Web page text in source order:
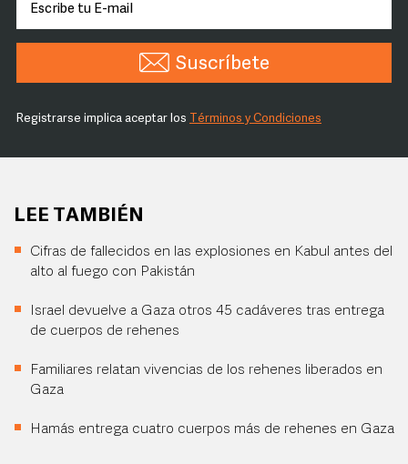
Suscríbete
Registrarse implica aceptar los Términos y Condiciones
LEE TAMBIÉN
Cifras de fallecidos en las explosiones en Kabul antes del
alto al fuego con Pakistán
Israel devuelve a Gaza otros 45 cadáveres tras entrega
de cuerpos de rehenes
Familiares relatan vivencias de los rehenes liberados en
Gaza
Hamás entrega cuatro cuerpos más de rehenes en Gaza